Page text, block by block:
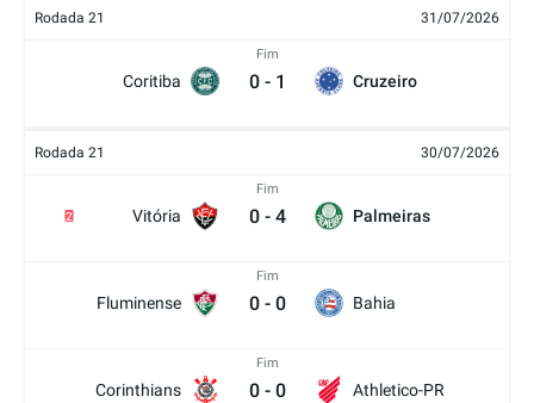
Rodada 21 31/07/2026
Coritiba
Fim
0 - 1 Cruzeiro
Rodada 21 30/07/2026
Vitória
2
Fim
0 - 4 Palmeiras
Fluminense
Fim
0 - 0 Bahia
Corinthians
Fim
0 - 0 Athletico-PR